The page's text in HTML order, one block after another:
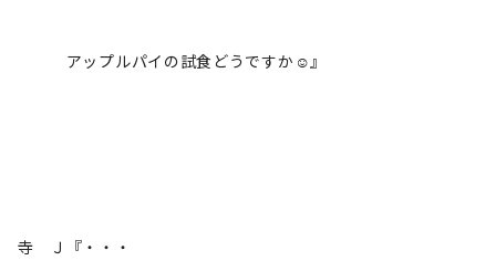
アップルパイの試食どうですか☺️』
寺 Ｊ『・・・